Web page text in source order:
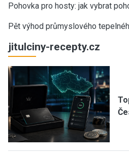
Pohovka pro hosty: jak vybrat
Pět výhod průmyslového
jitulciny-recepty.cz